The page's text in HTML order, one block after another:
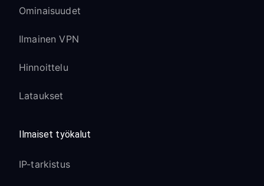
Ominaisuudet
Ilmainen VPN
Hinnoittelu
Lataukset
Ilmaiset työkalut
IP-tarkistus